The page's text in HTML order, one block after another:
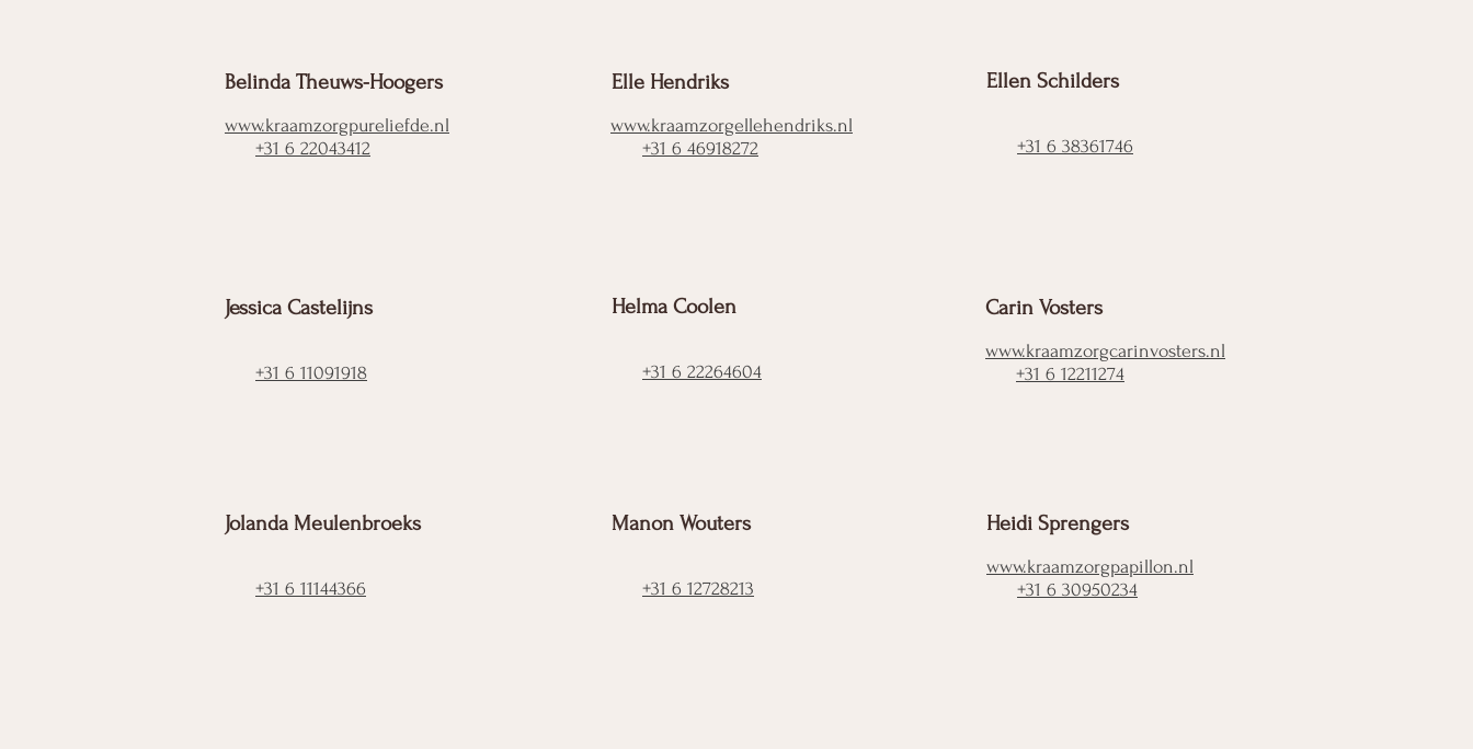
Belinda Theuws-Hoogers
www.kraamzorgpureliefde.nl
+31 6 22043412
Elle Hendriks
www.kraamzorgellehendriks.nl
+31 6 46918272
Ellen Schilders
+31 6 38361746
Jessica Castelijns
+31 6 11091918
Helma Coolen
+31 6 22264604
Carin Vosters
www.kraamzorgcarinvosters.nl
+31 6 12211274
Jolanda Meulenbroeks
+31 6 11144366
Manon Wouters
+31 6 12728213
Heidi Sprengers
www.kraamzorgpapillon.nl
+31 6 30950234